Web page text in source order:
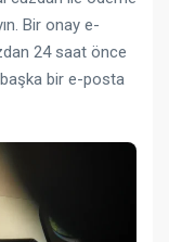
Bir onay e-
24 saat önce
bir e-posta